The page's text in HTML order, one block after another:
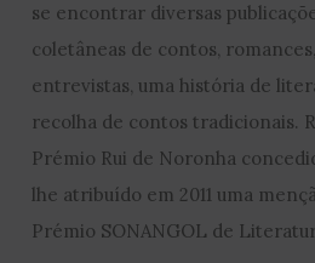
se encontrar diversas
coletâneas de contos,
entrevistas, uma história de
recolha de contos tradicionais.
Prémio Rui de Noronha
lhe atribuído em 2011 uma
Prémio SONANGOL de